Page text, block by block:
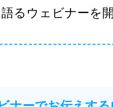
るウェビナーを